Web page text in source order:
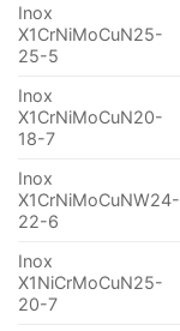
Inox
X1CrNiMoCuN25-
25-5
Inox
X1CrNiMoCuN20-
18-7
Inox
X1CrNiMoCuNW24-
22-6
Inox
X1NiCrMoCuN25-
20-7